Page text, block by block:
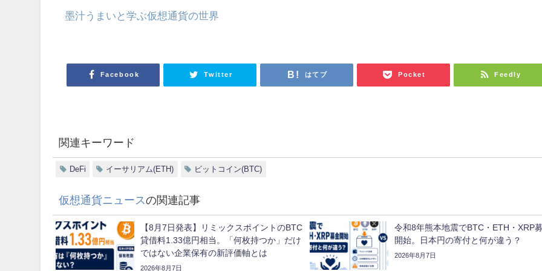
墨汁うまいと学ぶ仮想通貨の世界
Facebook Twitter はてブ Pocket Feedly
関連キーワード
DeFi イーサリアム(ETH) ビットコイン(BTC)
仮想通貨ニュースの関連記事
【8月7日発表】リミックスポイントのBTC
貸借料1.33億円相当。「何枚持つか」だけ
ではない企業保有の新評価軸とは
2026年8月7日
令和8年熊本地震でBTC・ETH・XRP
開始。日本円の寄付と何が違う？
2026年8月7日